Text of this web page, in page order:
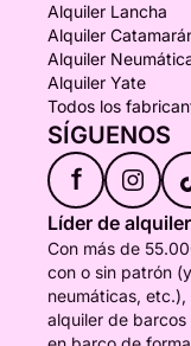
Alquiler Lancha
Alquiler
Alquiler
Alquiler Yate
Todos los
SÍGUENOS
f
Líder de
Con más de
con o sin patrón
neumáticas,
alquiler de barcos